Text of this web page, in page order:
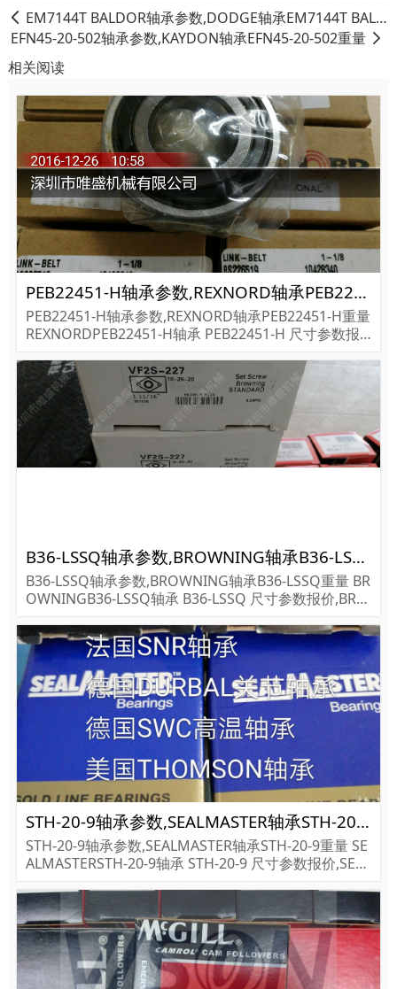
EM7144T BALDOR轴承参数,DODGE轴承EM7144T BALDOR重量
EFN45-20-502轴承参数,KAYDON轴承EFN45-20-502重量
相关阅读
PEB22451-H轴承参数,REXNORD轴承PEB22451-H重量
PEB22451-H轴承参数,REXNORD轴承PEB22451-H重量
REXNORDPEB22451-H轴承 PEB22451-H 尺寸参数报
承PEB22451-H...
B36-LSSQ轴承参数,BROWNING轴承B36-LSSQ重量
B36-LSSQ轴承参数,BROWNING轴承B36-LSSQ重量 BR
OWNINGB36-LSSQ轴承 B36-LSSQ 尺寸参数报价,BRO
SSQ...
STH-20-9轴承参数,SEALMASTER轴承STH-20-9重量
STH-20-9轴承参数,SEALMASTER轴承STH-20-9重量 SE
ALMASTERSTH-20-9轴承 STH-20-9 尺寸参数报价,SEAL
-20-9...